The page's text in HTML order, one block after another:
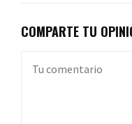
COMPARTE TU